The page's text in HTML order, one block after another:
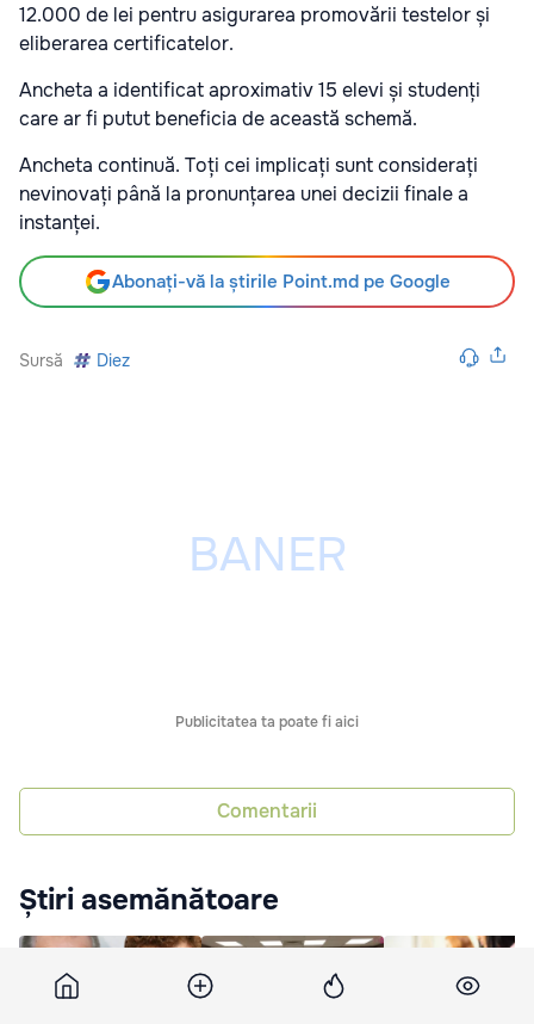
12.000 de lei pentru asigurarea promovării testelor și
eliberarea certificatelor.
Ancheta a identificat aproximativ 15 elevi și studenți
care ar fi putut beneficia de această schemă.
Ancheta continuă. Toți cei implicați sunt considerați
nevinovați până la pronunțarea unei decizii finale a
instanței.
Abonați-vă la știrile Point.md pe Google
Sursă Diez
Publicitatea ta poate fi aici
Comentarii
Știri asemănătoare